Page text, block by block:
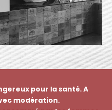
pour la santé. A
modération.